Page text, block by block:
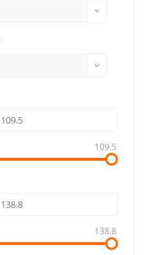
109.5
138.8